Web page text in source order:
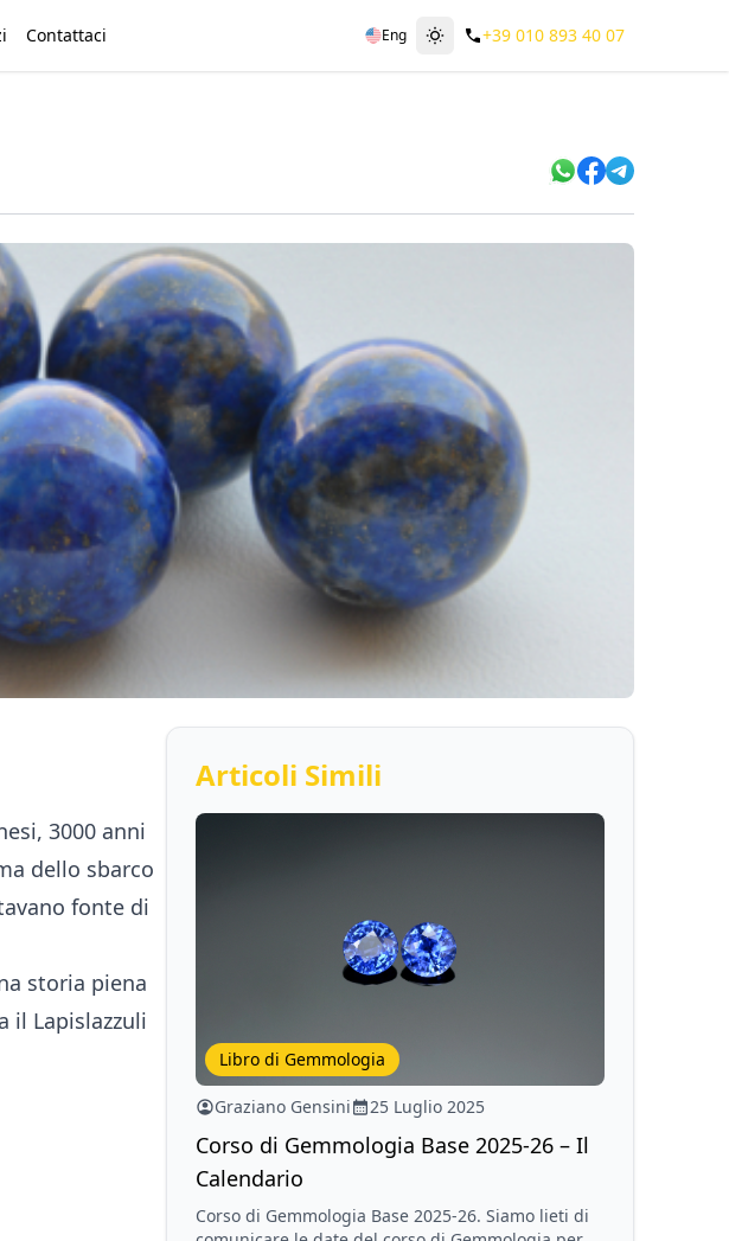
Contattaci Eng +39 010 893 40 07
3000 anni
dello sbarco
fonte di
storia piena
il Lapislazzuli
Articoli Simili
Libro di Gemmologia
Graziano Gensini 25 Luglio 2025
Corso di Gemmologia Base 2025-26 – Il
Calendario
Corso di Gemmologia Base 2025-26. Siamo lieti di